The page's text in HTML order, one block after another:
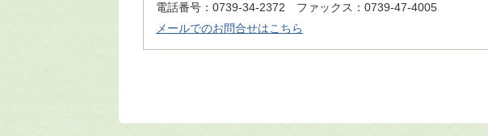
電話番号：0739-34-2372 ファックス：0739-47-4005
メールでのお問合せはこちら